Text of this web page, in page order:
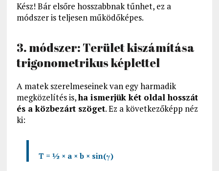
Kész! Bár elsőre hosszabbnak tűnhet, ez a
módszer is teljesen működőképes.
3. módszer: Terület kiszámítása
trigonometrikus képlettel
A matek szerelmeseinek van egy harmadik
megközelítés is,ha ismerjük két oldal hosszát
és a közbezárt szöget. Ez a következőképp néz
ki:
T = ½ × a × b × sin(γ)